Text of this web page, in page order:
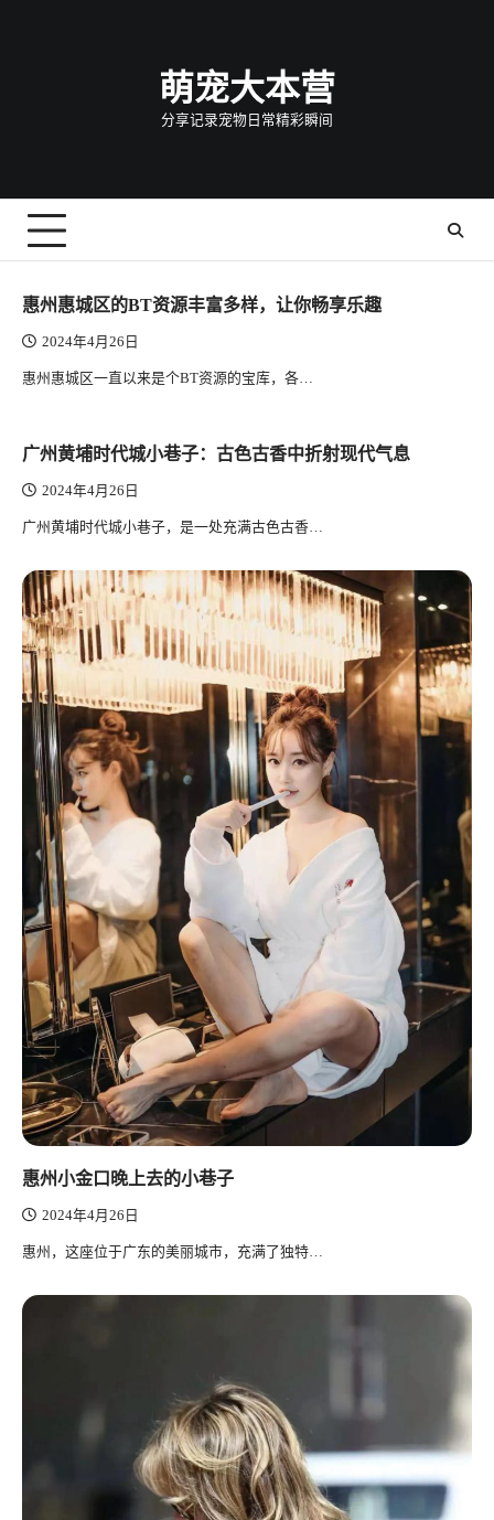
萌宠大本营
分享记录宠物日常精彩瞬间
惠州惠城区的BT资源丰富多样，让你畅享乐趣
2024年4月26日
惠州惠城区一直以来是个BT资源的宝库，各…
广州黄埔时代城小巷子：古色古香中折射现代气息
2024年4月26日
广州黄埔时代城小巷子，是一处充满古色古香…
惠州小金口晚上去的小巷子
2024年4月26日
惠州，这座位于广东的美丽城市，充满了独特…